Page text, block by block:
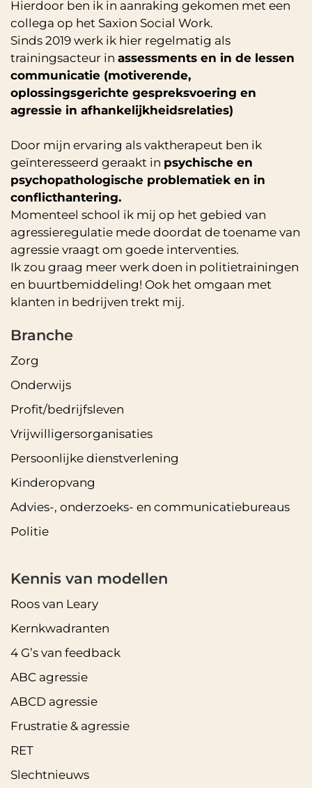
Hierdoor ben ik in aanraking gekomen met een
collega op het Saxion Social Work.
Sinds 2019 werk ik hier regelmatig als
trainingsacteur in assessments en in de lessen
communicatie (motiverende,
oplossingsgerichte gespreksvoering en
agressie in afhankelijkheidsrelaties)
Door mijn ervaring als vaktherapeut ben ik
geïnteresseerd geraakt in psychische en
psychopathologische problematiek en in
conflicthantering.
Momenteel school ik mij op het gebied van
agressieregulatie mede doordat de toename van
agressie vraagt om goede interventies.
Ik zou graag meer werk doen in politietrainingen
en buurtbemiddeling! Ook het omgaan met
klanten in bedrijven trekt mij.
Branche
Zorg
Onderwijs
Profit/bedrijfsleven
Vrijwilligersorganisaties
Persoonlijke dienstverlening
Kinderopvang
Advies-, onderzoeks- en communicatiebureaus
Politie
Kennis van modellen
Roos van Leary
Kernkwadranten
4 G’s van feedback
ABC agressie
ABCD agressie
Frustratie & agressie
RET
Slechtnieuws